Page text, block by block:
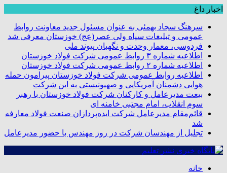
اخبار داغ
سرهنگ سجاد بهمئی به عنوان مسئول جدید معاونت روابط
عمومی و تبلیغات سپاه ولی عصر(عج) خوزستان معرفی شد
فردوسی، معمار وحدت و نگهبان پیوند ملی
اطلاعیه شماره ۳ روابط عمومی شرکت فولاد خوزستان
اطلاعیه شماره ۲ روابط عمومی شرکت فولاد خوزستان
اطلاعیه روابط عمومی شرکت فولاد خوزستان پیرامون حمله
هوایی دشمنان آمریکایی و صهیونیستی به این شرکت
بیعت مدیرعامل و کارکنان شرکت فولاد خوزستان با رهبر
سوم انقلاب، امام مجتبی خامنه ای
قائم‌مقام مدیرعامل شرکت ایده‌پردازان صنعت فولاد معارفه
شد
تجلیل از مهندسان شرکت در روز مهندس با حضور مدیرعامل
خانه